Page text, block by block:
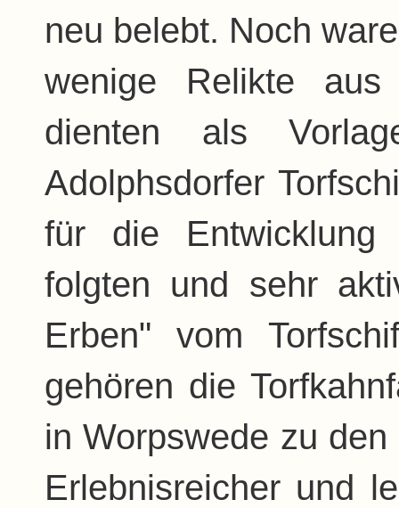
neu belebt. Noch
wenige Relikte aus
dienten als
Adolphsdorfer
für die Entwicklung
folgten und sehr
Erben" vom
gehören die
in Worpswede zu
Erlebnisreicher und